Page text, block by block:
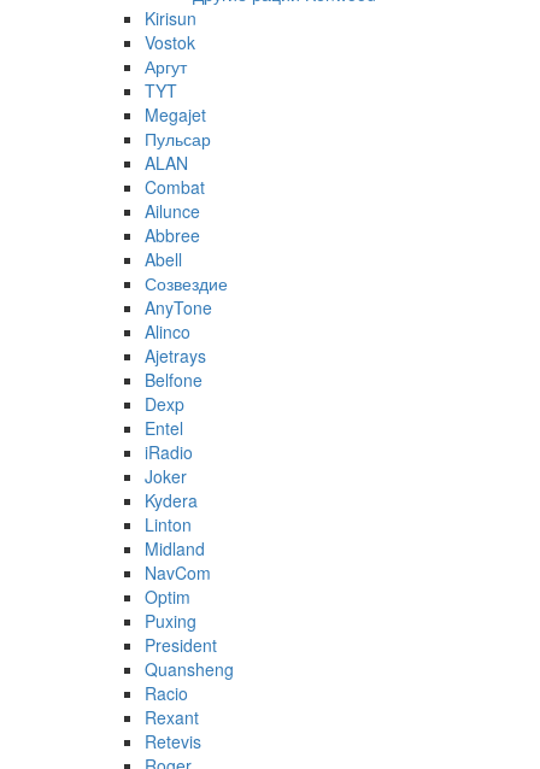
Kirisun
Vostok
Аргут
TYT
Megajet
Пульсар
ALAN
Combat
Ailunce
Abbree
Abell
Созвездие
AnyTone
Alinco
Ajetrays
Belfone
Dexp
Entel
iRadio
Joker
Kydera
Linton
Midland
NavCom
Optim
Puxing
President
Quansheng
Racio
Rexant
Retevis